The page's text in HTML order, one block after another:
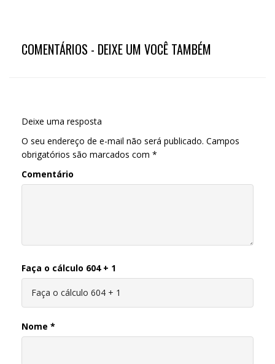
COMENTÁRIOS - DEIXE UM VOCÊ TAMBÉM
Deixe uma resposta
O seu endereço de e-mail não será publicado. Campos
obrigatórios são marcados com *
Comentário
Faça o cálculo 604 + 1
Nome *